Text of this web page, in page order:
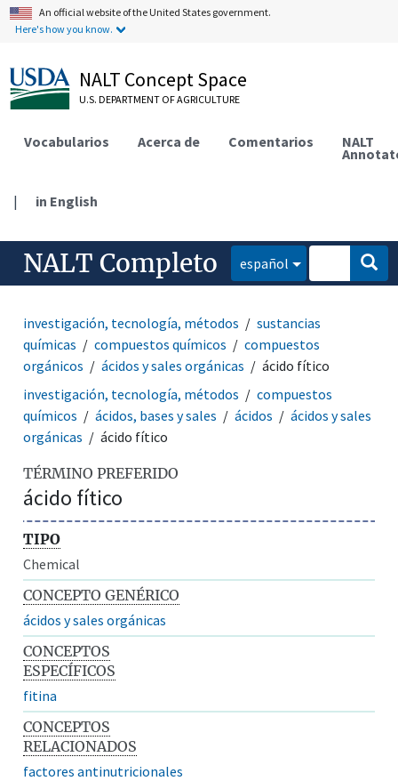
An official website of the United States government.
Here's how you know.
NALT Concept Space
U.S. DEPARTMENT OF AGRICULTURE
Vocabularios Acerca de Comentarios NALT
| in English
NALT Completo español
investigación, tecnología, métodos
sustancias
químicas
compuestos químicos
compuestos
orgánicos
ácidos y sales orgánicas
ácido fítico
investigación, tecnología, métodos
compuestos
químicos
ácidos, bases y sales ácidos
ácidos y sales
orgánicas
ácido fítico
TÉRMINO PREFERIDO
ácido fítico
TIPO
Chemical
CONCEPTO GENÉRICO
ácidos y sales orgánicas
CONCEPTOS
ESPECÍFICOS
fitina
CONCEPTOS
RELACIONADOS
factores antinutricionales